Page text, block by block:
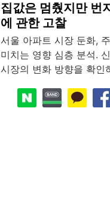
집값은 멈췄지만 번
에 관한 고찰
서울 아파트 시장 둔화,
미치는 영향 심층 분석.
시장의 변화 방향을 확인